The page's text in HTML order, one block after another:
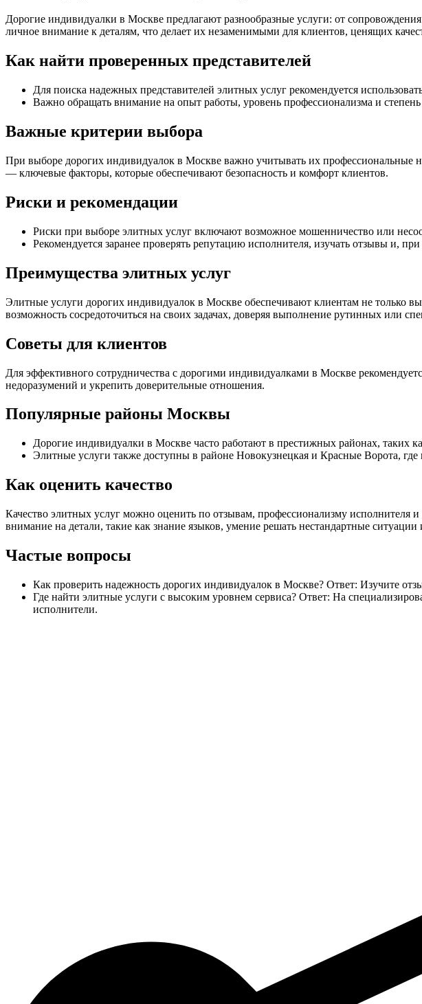
Дорогие индивидуалки в Москве предлагают разнообразные услуги: от
личное внимание к деталям, что делает их незаменимыми для клиентов, ценящих
Как найти проверенных представителей
Для поиска надежных представителей элитных услуг рекомендуется
Важно обращать внимание на опыт работы, уровень профессионализма и
Важные критерии выбора
При выборе дорогих индивидуалок в Москве важно учитывать их профессиональные
— ключевые факторы, которые обеспечивают безопасность и комфорт клиентов.
Риски и рекомендации
Риски при выборе элитных услуг включают возможное мошенничество или
Рекомендуется заранее проверять репутацию исполнителя, изучать отзывы и,
Преимущества элитных услуг
Элитные услуги дорогих индивидуалок в Москве обеспечивают клиентам не только
возможность сосредоточиться на своих задачах, доверяя выполнение рутинных или
Советы для клиентов
Для эффективного сотрудничества с дорогими индивидуалками в Москве
недоразумений и укрепить доверительные отношения.
Популярные районы Москвы
Дорогие индивидуалки в Москве часто работают в престижных районах, таких
Элитные услуги также доступны в районе Новокузнецкая и Красные Ворота,
Как оценить качество
Качество элитных услуг можно оценить по отзывам, профессионализму исполнителя
внимание на детали, такие как знание языков, умение решать нестандартные
Частые вопросы
Как проверить надежность дорогих индивидуалок в Москве? Ответ: Изучите
Где найти элитные услуги с высоким уровнем сервиса? Ответ: На
исполнители.